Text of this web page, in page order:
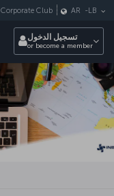
Corporate Club AR - LB
تسجيل الدخول
or become a member